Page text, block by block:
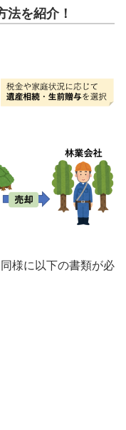
を紹介！
様に以下の書類が必